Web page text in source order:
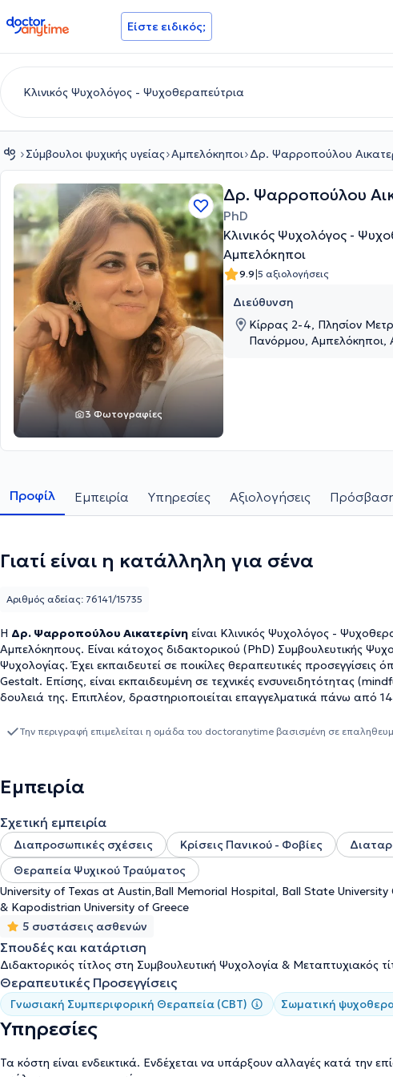
doctoranytime Είστε ειδικός;
Σύμβουλοι ψυχικής υγείας Αμπελόκηποι Δρ. Ψαρροπούλου
3 Φωτογραφίες
Δρ. Ψαρροπούλου
PhD
Κλινικός Ψυχολόγος -
Αμπελόκηποι
9.9|5 αξιολογήσεις
Διεύθυνση
Κίρρας 2-4, Πλησίον
Πανόρμου, Αμπελόκηποι,
Προφίλ Εμπειρία Υπηρεσίες Αξιολογήσεις Πρόσβαση
Γιατί είναι η κατάλληλη για σένα
H Δρ. Ψαρροπούλου Αικατερίνη είναι Κλινικός Ψυχολόγος -
Αμπελόκηπους. Είναι κάτοχος διδακτορικού (PhD) Συμβουλευτικής
Ψυχολογίας. Έχει εκπαιδευτεί σε ποικίλες θεραπευτικές
Gestalt. Επίσης, είναι εκπαιδευμένη σε τεχνικές ενσυνειδητότητας
δουλειά της. Επιπλέον, δραστηριοποιείται επαγγελματικά πάνω από 14
γκάμα προβλημάτων όπως θέματα αυτοεκτίμησης ή αυτοπεποίθησης,
Αριθμός αδείας: 76141/15735
Την περιγραφή επιμελείται η ομάδα του doctoranytime βασισμένη σε
Εμπειρία
Σχετική εμπειρία
Διαπροσωπικές σχέσεις Κρίσεις Πανικού - Φοβίες
Θεραπεία Ψυχικού Τραύματος
University of Texas at Austin,Ball Memorial Hospital, Ball State
& Kapodistrian University of Greece
5 συστάσεις ασθενών
Σπουδές και κατάρτιση
Διδακτορικός τίτλος στη Συμβουλευτική Ψυχολογία & Μεταπτυχιακός
Θεραπευτικές Προσεγγίσεις
Γνωσιακή Συμπεριφορική Θεραπεία (CBT) Σωματική
Υπηρεσίες
Τα κόστη είναι ενδεικτικά. Ενδέχεται να υπάρξουν αλλαγές κατά την